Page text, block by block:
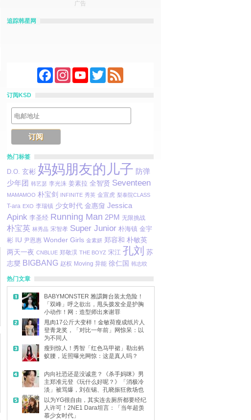
广告
追踪韩星网
FacebookInstagramYouTubeTwitterFeed
订阅KSD
热门标签
D.O. 玄彬 妈妈朋友的儿子 防弹
少年团 韩艺瑟 李光洙 姜素拉 全智贤 Seventeen
MAMAMOO 朴宝剑 INFINITE 秀英 金宣虎 梨泰院CLASS
T-ara EXO 李瑞镇 少女时代 金惠奫 Jessica
Apink 李圣经 Running Man 2PM 无限挑战
朴宝英 林秀晶 宋智孝 Super Junior 朴海镇 金宇
彬
IU 尹恩惠 Wonder Girls 金素妍 郑容和 朴敏英
两天一夜 CNBLUE 郑敬淏 THE BOYZ 宋江 孔刘
苏
志燮 BIGBANG 赵权 Moving 异能 徐仁国 韩志旼
热门文章
BABYMONSTER 雅譞舞台装太危险！
「双峰」呼之欲出，甩头拨发全是护胸
小动作！网：造型师出来谢罪
甩肉17公斤大变样！金敏荷瘦成纸片人
登青龙奖，「对比一年前」网惊呆：以
为不同人
瘦到惊人！秀智「红色马甲裙」勒出蚂
蚁腰，近照曝光网惊：这是真人吗？
内向社恐还是没诚意？《杀手妈咪》男
主郑准元登《玩什么好呢？》「消极冷
淡」被骂爆，刘在锡、孔晓振狂救场也
带不动
以为YG很自由，其实连去厕所都要经纪
人许可！2NE1 Dara坦言：「当年超羡
慕少女时代」